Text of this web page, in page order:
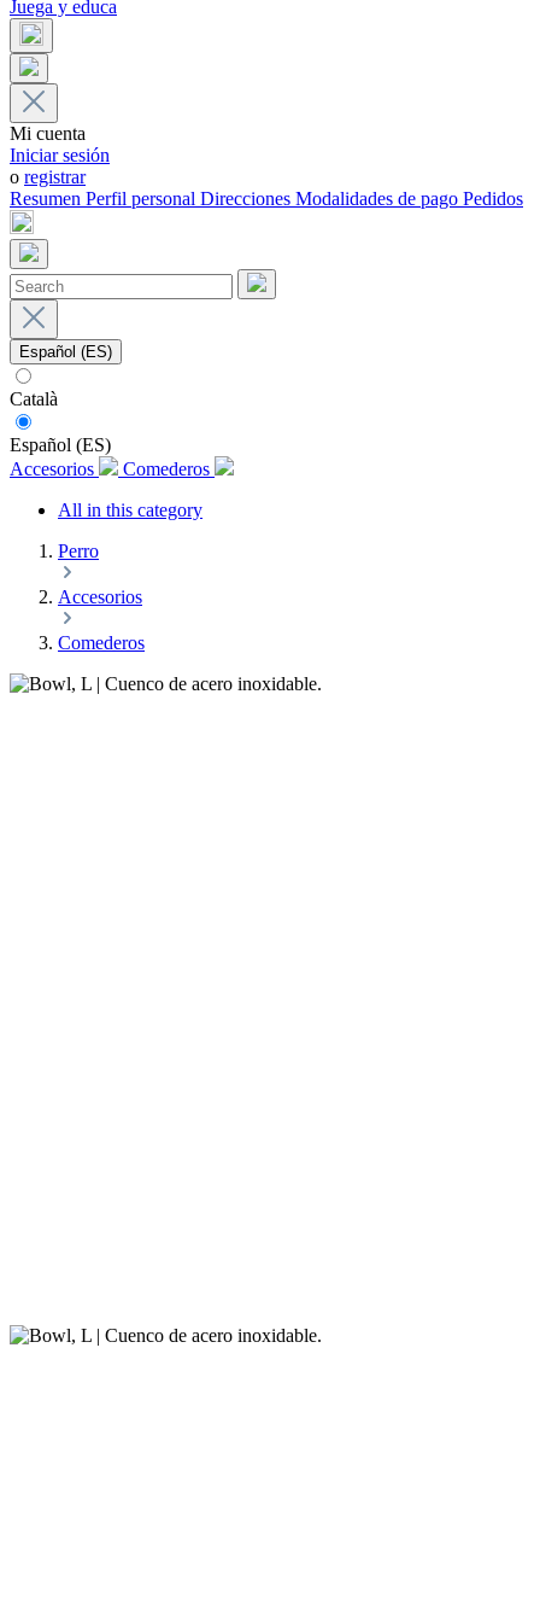
Juega y educa
Mi cuenta
Iniciar sesión
o registrar
Resumen Perfil personal Direcciones Modalidades de pago Pedidos
Español (ES)
Català
Español (ES)
Accesorios
Comederos
All in this category
Perro
Accesorios
Comederos